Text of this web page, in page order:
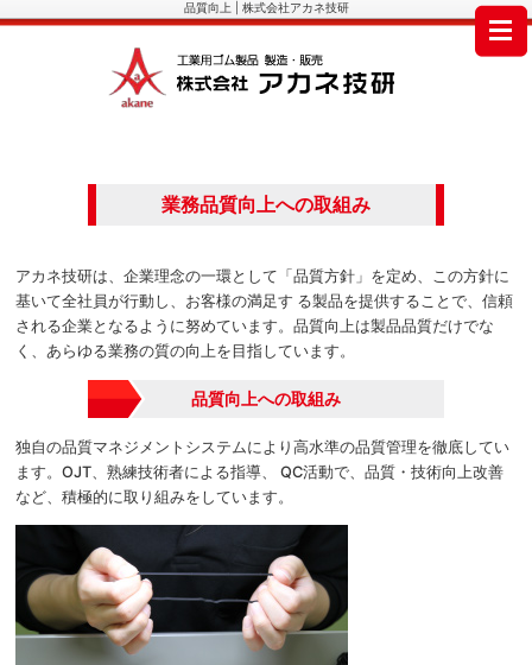
品質向上 | 株式会社アカネ技研
業務品質向上への取組み
アカネ技研は、企業理念の一環として「品質方針」を定め、この方針に
基いて全社員が行動し、お客様の満足す る製品を提供することで、信頼
される企業となるように努めています。品質向上は製品品質だけでな
く、あらゆる業務の質の向上を目指しています。
品質向上への取組み
独自の品質マネジメントシステムにより高水準の品質管理を徹底してい
ます。OJT、熟練技術者による指導、 QC活動で、品質・技術向上改善
など、積極的に取り組みをしています。